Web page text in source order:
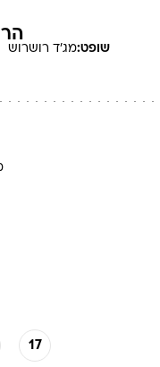
שופט:מג'ד רושרוש
17